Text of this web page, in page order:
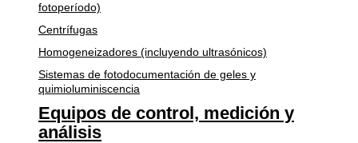
fotoperíodo)
Centrífugas
Homogeneizadores (incluyendo ultrasónicos)
Sistemas de fotodocumentación de geles y
quimioluminiscencia
Equipos de control, medición y
análisis